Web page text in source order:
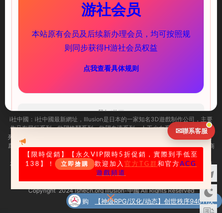
服務支持
新手必讀
下載教程
ACG頻道
i社中國： i社中國最新網址， Illusion是日本的一家知名3D遊戲制作公司，主要
作品有尾行系列、欲望格鬥系列、欲望血液系列、人工少女系列及性感沙灘系
列等。i社作爲PC界最出名的成人遊戲制作商，很多玩家可能已經耳熟能詳了，
爲了幫助大家更加迅速的找到自己需求的遊戲，illusion中國官方 illusion遊戲商
城今天正式上線了，一起來看看吧！
友情提示：适量遊戲有益身心健康，請勿長時間沉迷遊戲，注意保護視力并預
防近視，保重身體！
我們立足于美國，對全球華人服務，請未成年網友自覺離開！
Copyright 2024 ishecn.org illusion-中國 All Rights Reserved
網站地圖
【限時促銷 】【永久VIP限時5折促銷，實際到手低至
138】！
立即搶購 歡迎加入 官方TG群 和官方ACG
遊戲頻道
✉聯系客服
游社会员
本站原有会员及后续新办理会员，均可按照规
则同步获得H游社会员权益
点我查看具体规则
我知道了
购
【神级RPG/汉化/动态】创世秩序94011汉